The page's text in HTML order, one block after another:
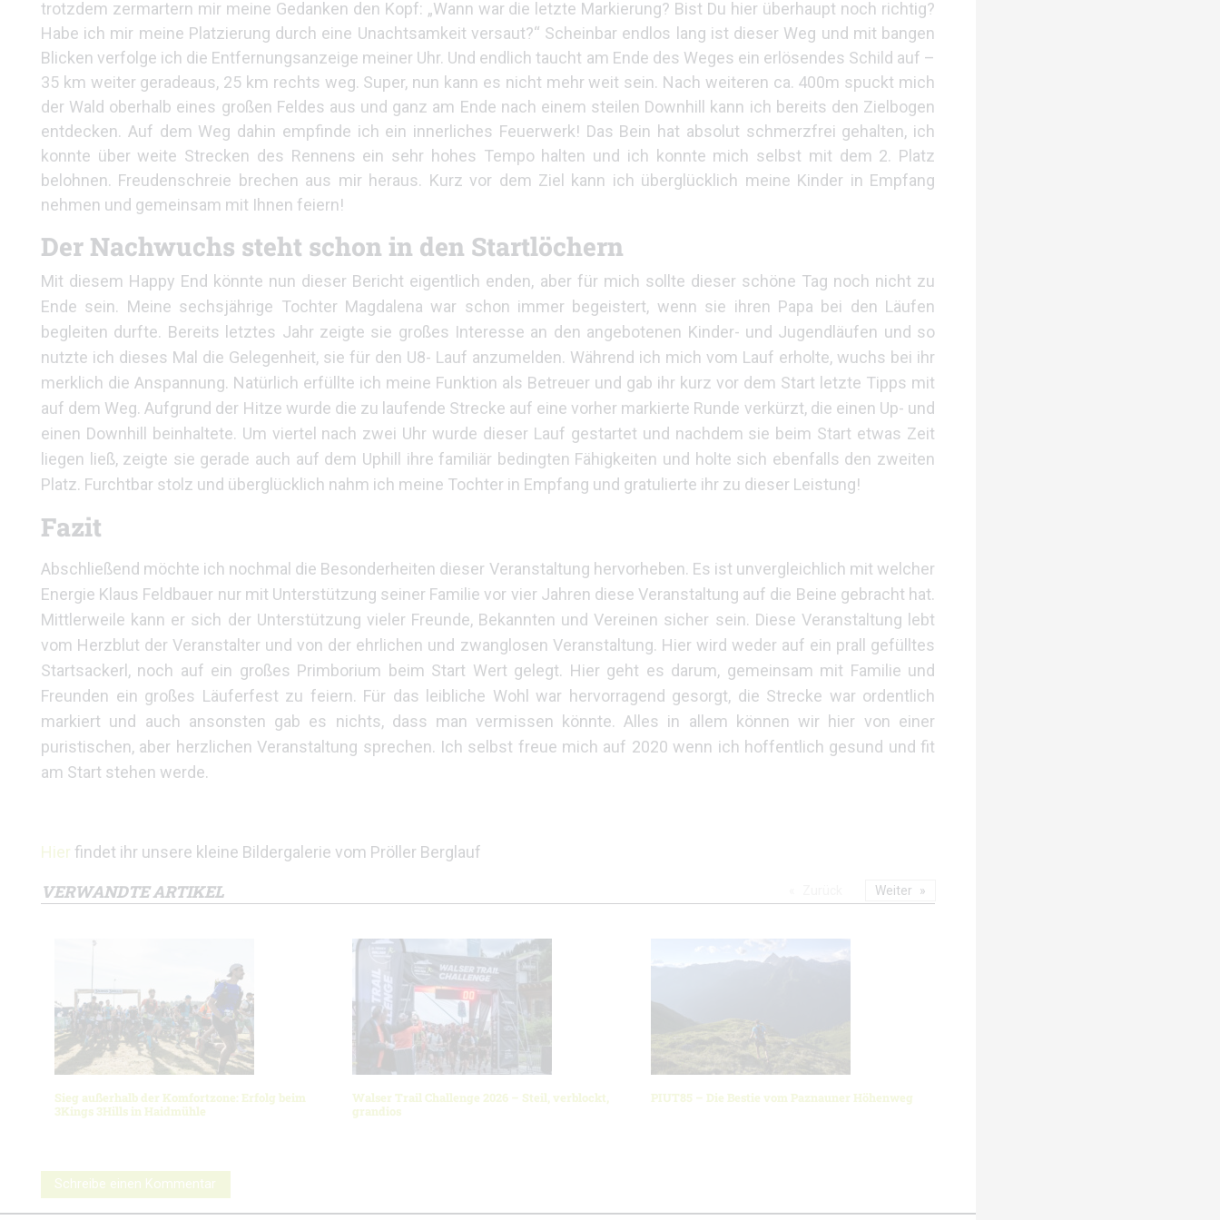
trotzdem zermartern mir meine Gedanken den Kopf: „Wann war die letzte Markierung? Bist Du hier überhaupt noch richtig?
Habe ich mir meine Platzierung durch eine Unachtsamkeit versaut?“ Scheinbar endlos lang ist dieser Weg und mit bangen
Blicken verfolge ich die Entfernungsanzeige meiner Uhr. Und endlich taucht am Ende des Weges ein erlösendes Schild auf –
35 km weiter geradeaus, 25 km rechts weg. Super, nun kann es nicht mehr weit sein. Nach weiteren ca. 400m spuckt mich
der Wald oberhalb eines großen Feldes aus und ganz am Ende nach einem steilen Downhill kann ich bereits den Zielbogen
entdecken. Auf dem Weg dahin empfinde ich ein innerliches Feuerwerk! Das Bein hat absolut schmerzfrei gehalten, ich
konnte über weite Strecken des Rennens ein sehr hohes Tempo halten und ich konnte mich selbst mit dem 2. Platz
belohnen. Freudenschreie brechen aus mir heraus. Kurz vor dem Ziel kann ich überglücklich meine Kinder in Empfang
nehmen und gemeinsam mit Ihnen feiern!
Der Nachwuchs steht schon in den Startlöchern
Mit diesem Happy End könnte nun dieser Bericht eigentlich enden, aber für mich sollte dieser schöne Tag noch nicht zu
Ende sein. Meine sechsjährige Tochter Magdalena war schon immer begeistert, wenn sie ihren Papa bei den Läufen
begleiten durfte. Bereits letztes Jahr zeigte sie großes Interesse an den angebotenen Kinder- und Jugendläufen und so
nutzte ich dieses Mal die Gelegenheit, sie für den U8- Lauf anzumelden. Während ich mich vom Lauf erholte, wuchs bei ihr
merklich die Anspannung. Natürlich erfüllte ich meine Funktion als Betreuer und gab ihr kurz vor dem Start letzte Tipps mit
auf dem Weg. Aufgrund der Hitze wurde die zu laufende Strecke auf eine vorher markierte Runde verkürzt, die einen Up- und
einen Downhill beinhaltete. Um viertel nach zwei Uhr wurde dieser Lauf gestartet und nachdem sie beim Start etwas Zeit
liegen ließ, zeigte sie gerade auch auf dem Uphill ihre familiär bedingten Fähigkeiten und holte sich ebenfalls den zweiten
Platz. Furchtbar stolz und überglücklich nahm ich meine Tochter in Empfang und gratulierte ihr zu dieser Leistung!
Fazit
Abschließend möchte ich nochmal die Besonderheiten dieser Veranstaltung hervorheben. Es ist unvergleichlich mit welcher
Energie Klaus Feldbauer nur mit Unterstützung seiner Familie vor vier Jahren diese Veranstaltung auf die Beine gebracht hat.
Mittlerweile kann er sich der Unterstützung vieler Freunde, Bekannten und Vereinen sicher sein. Diese Veranstaltung lebt
vom Herzblut der Veranstalter und von der ehrlichen und zwanglosen Veranstaltung. Hier wird weder auf ein prall gefülltes
Startsackerl, noch auf ein großes Primborium beim Start Wert gelegt. Hier geht es darum, gemeinsam mit Familie und
Freunden ein großes Läuferfest zu feiern. Für das leibliche Wohl war hervorragend gesorgt, die Strecke war ordentlich
markiert und auch ansonsten gab es nichts, dass man vermissen könnte. Alles in allem können wir hier von einer
puristischen, aber herzlichen Veranstaltung sprechen. Ich selbst freue mich auf 2020 wenn ich hoffentlich gesund und fit
am Start stehen werde.
Hier findet ihr unsere kleine Bildergalerie vom Pröller Berglauf
VERWANDTE ARTIKEL
Sieg außerhalb der Komfortzone: Erfolg beim
3Kings 3Hills in Haidmühle
Walser Trail Challenge 2026 – Steil, verblockt,
grandios
PIUT85 – Die Bestie vom Paznauner Höhenweg
Weiter
Schreibe einen Kommentar